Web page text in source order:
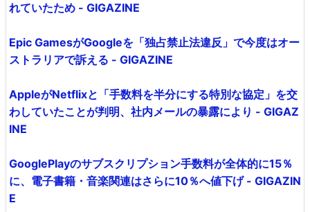
れていたため - GIGAZINE
Epic GamesがGoogleを「独占禁止法違反」で今度はオー
ストラリアで訴える - GIGAZINE
AppleがNetflixと「手数料を半分にする特別な協定」を交
わしていたことが判明、社内メールの暴露により - GIGAZ
INE
GooglePlayのサブスクリプション手数料が全体的に15％
に、電子書籍・音楽関連はさらに10％へ値下げ - GIGAZIN
E